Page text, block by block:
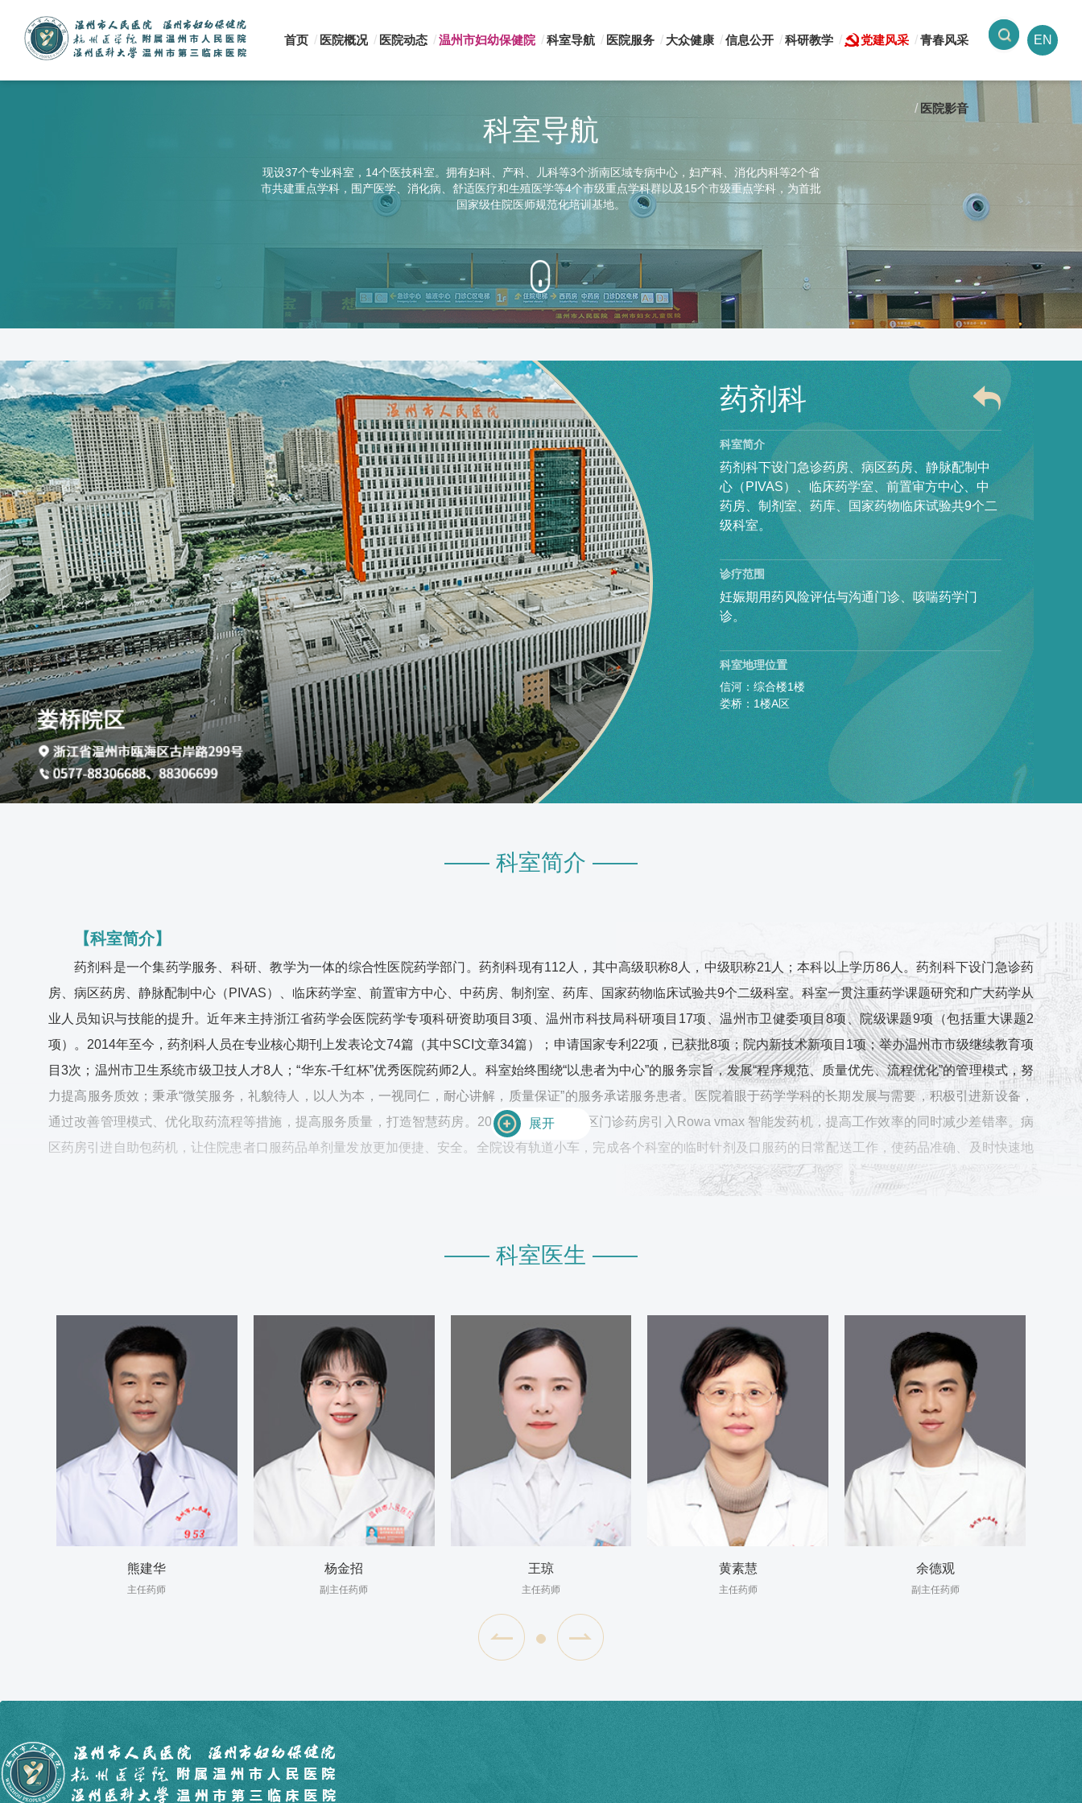
首页 医院概况 医院动态 温州市妇幼保健院 科室导航 医院服务 大众健康 信息公开 科研教学 党建风采 青春风采
医院影音
EN
科室导航
现设37个专业科室，14个医技科室。拥有妇科、产科、儿科等3个浙南区域专病中心，妇产科、消化内科等2个省
市共建重点学科，围产医学、消化病、舒适医疗和生殖医学等4个市级重点学科群以及15个市级重点学科，为首批
国家级住院医师规范化培训基地。
药剂科
科室简介
药剂科下设门急诊药房、病区药房、静脉配制中
心（PIVAS）、临床药学室、前置审方中心、中
药房、制剂室、药库、国家药物临床试验共9个二
级科室。
诊疗范围
妊娠期用药风险评估与沟通门诊、咳喘药学门
诊。
科室地理位置
信河：综合楼1楼
娄桥：1楼A区
—— 科室简介 ——
【科室简介】
药剂科是一个集药学服务、科研、教学为一体的综合性医院药学部门。药剂科现有112人，其中高级职称8人，中级职称21人；本科以上学历86人。药剂科下设门急诊药
房、病区药房、静脉配制中心（PIVAS）、临床药学室、前置审方中心、中药房、制剂室、药库、国家药物临床试验共9个二级科室。科室一贯注重药学课题研究和广大药学从
业人员知识与技能的提升。近年来主持浙江省药学会医院药学专项科研资助项目3项、温州市科技局科研项目17项、温州市卫健委项目8项、院级课题9项（包括重大课题2
项）。2014年至今，药剂科人员在专业核心期刊上发表论文74篇（其中SCI文章34篇）；申请国家专利22项，已获批8项；院内新技术新项目1项；举办温州市市级继续教育项
目3次；温州市卫生系统市级卫技人才8人；“华东-千红杯”优秀医院药师2人。科室始终围绕“以患者为中心”的服务宗旨，发展“程序规范、质量优先、流程优化”的管理模式，努
力提高服务质效；秉承“微笑服务，礼貌待人，以人为本，一视同仁，耐心讲解，质量保证”的服务承诺服务患者。医院着眼于药学学科的长期发展与需要，积极引进新设备，
通过改善管理模式、优化取药流程等措施，提高服务质量，打造智慧药房。2017年11月娄桥院区门诊药房引入Rowa vmax 智能发药机，提高工作效率的同时减少差错率。病
区药房引进自助包药机，让住院患者口服药品单剂量发放更加便捷、安全。全院设有轨道小车，完成各个科室的临时针剂及口服药的日常配送工作，使药品准确、及时快速地
送达各个病区。同时助力“最多跑一次”改革在医疗卫生领域的推广，争做“排头兵”。以此打造的智慧药房曾多次接受国家卫生健康委员会及浙江省教育厅等领导的参观及考察，
展开
—— 科室医生 ——
熊建华
主任药师
杨金招
副主任药师
王琼
主任药师
黄素慧
主任药师
余德观
副主任药师